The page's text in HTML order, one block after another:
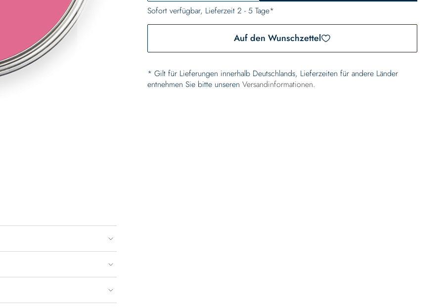
Sofort verfügbar, Lieferzeit 2 - 5 Tage*
Auf den Wunschzettel
* Gilt für Lieferungen innerhalb Deutschlands, Lieferzeiten für andere Länder
entnehmen Sie bitte unserenVersandinformationen.